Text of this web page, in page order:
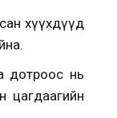
хүүхдүүд
дотроос нь
цагдаагийн